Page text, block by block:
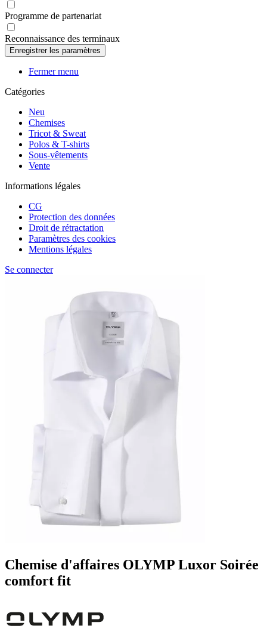
Programme de partenariat
Reconnaissance des terminaux
Fermer menu
Catégories
Neu
Chemises
Tricot & Sweat
Polos & T-shirts
Sous-vêtements
Vente
Informations légales
CG
Protection des données
Droit de rétractation
Paramètres des cookies
Mentions légales
Se connecter
Chemise d'affaires OLYMP Luxor Soirée
comfort fit